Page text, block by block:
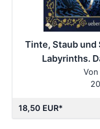
Tinte, Staub und
Labyrinths.
18,50 EUR